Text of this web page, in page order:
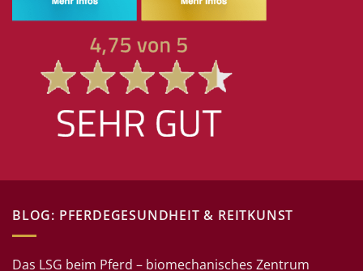
BLOG: PFERDEGESUNDHEIT & REITKUNST
Das LSG beim Pferd – biomechanisches Zentrum